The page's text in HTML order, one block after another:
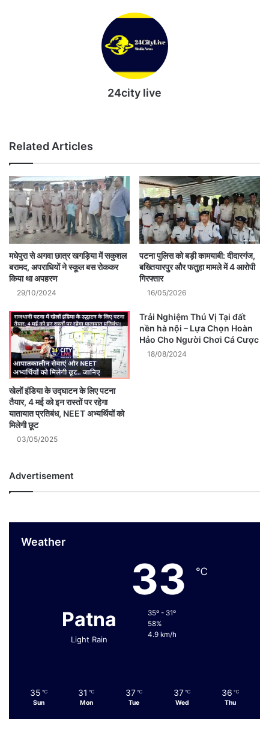
24city live
Related Articles
मधेपुरा से अगवा छात्र खगड़िया में सकुशल
बरामद, अपराधियों ने स्कूल बस रोककर
किया था अपहरण
29/10/2024
पटना पुलिस को बड़ी कामयाबी: दीदारगंज,
बख्तियारपुर और फतुहा मामले में 4 आरोपी
गिरफ्तार
16/05/2026
खेलों इंडिया के उद्घाटन के लिए पटना
तैयार, 4 मई को इन रास्तों पर रहेगा
यातायात प्रतिबंध, NEET अभ्यर्थियों को
मिलेगी छूट
03/05/2025
Trải Nghiệm Thú Vị Tại đất
nền hà nội – Lựa Chọn Hoàn
Hảo Cho Người Chơi Cá Cược
18/08/2024
Advertisement
Weather
Patna
Light Rain
33 ℃
35º - 31º
58%
4.9 km/h
35 ℃
Sun
31 ℃
Mon
37 ℃
Tue
37 ℃
Wed
36 ℃
Thu